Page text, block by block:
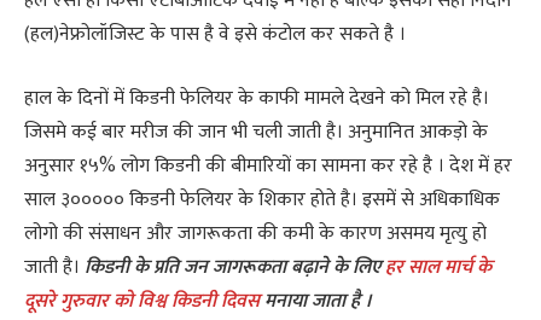
(हल)नेफ्रोलॉजिस्ट के पास है वे इसे कंटोल कर सकते है ।
हाल के दिनों में किडनी फेलियर के काफी मामले देखने को मिल रहे है।
जिसमे कई बार मरीज की जान भी चली जाती है। अनुमानित आकड़ो के
अनुसार १५% लोग किडनी की बीमारियों का सामना कर रहे है । देश में हर
साल ३००००० किडनी फेलियर के शिकार होते है। इसमें से अधिकाधिक
लोगो की संसाधन और जागरूकता की कमी के कारण असमय मृत्यु हो
जाती है। किडनी के प्रति जन जागरूकता बढ़ाने के लिएहर साल मार्च के
दूसरे गुरुवार को विश्व किडनी दिवसमनाया जाता है ।